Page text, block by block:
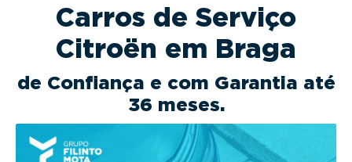
n
i
t
t
Carros de Serviço
Citroën em Braga
de Confiança e com Garantia até
36 meses.